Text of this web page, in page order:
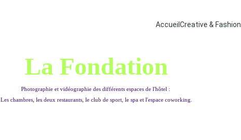
Accueil Creative & Fashion
La Fondation
Photographie et vidéographie des différents espaces de l'hôtel :
Les chambres, les deux restaurants, le club de sport, le spa et l'espace coworking.